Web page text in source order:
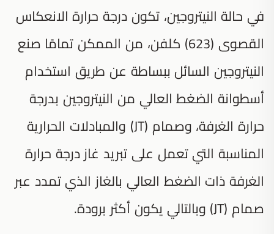
في حالة النيتروجين، تكون درجة حرارة الانعكاس
القصوى (623) كلفن، من الممكن تمامًا صنع
النيتروجين السائل ببساطة عن طريق استخدام
أسطوانة الضغط العالي من النيتروجين بدرجة
حرارة الغرفة، وصمام (JT) والمبادلات الحرارية
المناسبة التي تعمل على تبريد غاز درجة حرارة
الغرفة ذات الضغط العالي بالغاز الذي تمدد عبر
صمام (JT) وبالتالي يكون أكثر برودة.